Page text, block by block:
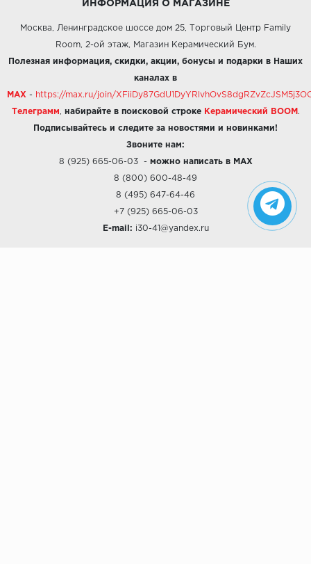
ИНФОРМАЦИЯ О МАГАЗИНЕ
Москва, Ленинградское шоссе дом 25, Торговый Центр Family
Room, 2-ой этаж, Магазин Керамический Бум.
Полезная информация, скидки, акции, бонусы и подарки в Наших
каналах в
MAX - https://max.ru/join/
Телеграмм набирайте в поисковой строке Керамический BOOM .
Подписывайтесь и следите за новостями и новинками!
Звоните нам:
8 (925) 665-06-03- можно написать в MAX
8 (800) 600-48-49
8 (495) 647-64-46
+7 (925) 665-06-03
E-mail: i30-41@yandex.ru